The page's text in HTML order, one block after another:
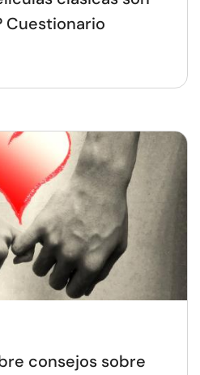
Cuestionario
consejos sobre